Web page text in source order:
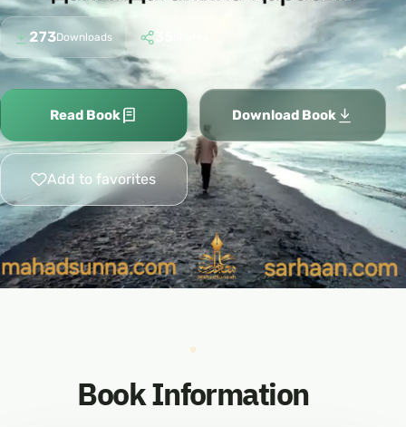
273Downloads
Read Book Download Book
Add to favorites
Book Information